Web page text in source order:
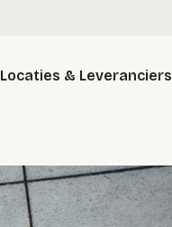
Locaties & Leveranciers